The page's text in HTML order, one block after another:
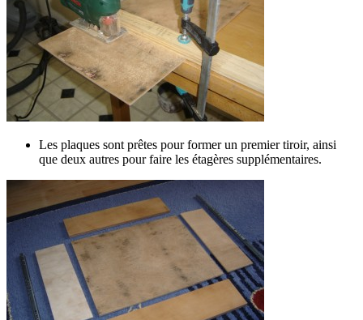
Les plaques sont prêtes pour former un premier tiroir, ainsi
que deux autres pour faire les étagères supplémentaires.